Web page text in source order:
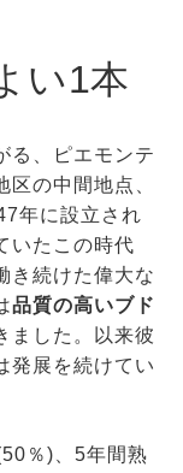
い1本
る、ピエモンテ
の中間地点、
年に設立され
いたこの時代
き続けた偉大な
品質の高いブド
ました。以来彼
発展を続けてい
％)、5年間熟